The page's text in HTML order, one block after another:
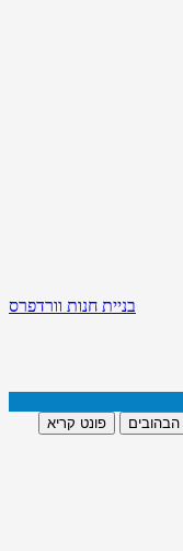
בניית חנות וורדפרס
פונט קריא